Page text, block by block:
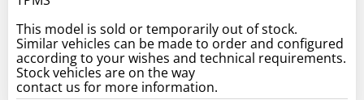
This model is sold or temporarily out of stock.
Similar vehicles can be made to order and configured
according to your wishes and technical requirements.
Stock vehicles are on the way
contact us for more information.